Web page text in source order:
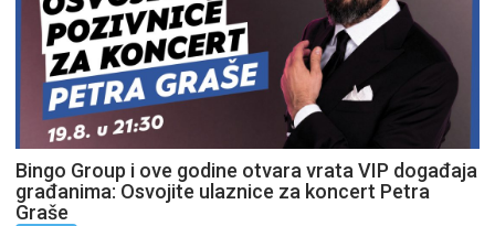
Bingo Group i ove godine otvara vrata VIP događaja
građanima: Osvojite ulaznice za koncert Petra
Graše